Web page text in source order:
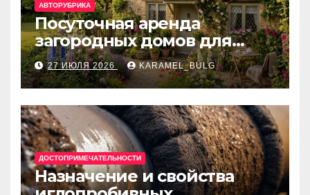
АВТОРУБРИКА
Посуточная аренда
загородных домов для
отдыха
27 ИЮЛЯ 2026 KARAMEL_BULG
ДОСТОПРИМЕЧАТЕЛЬНОСТИ
Назначение и свойства